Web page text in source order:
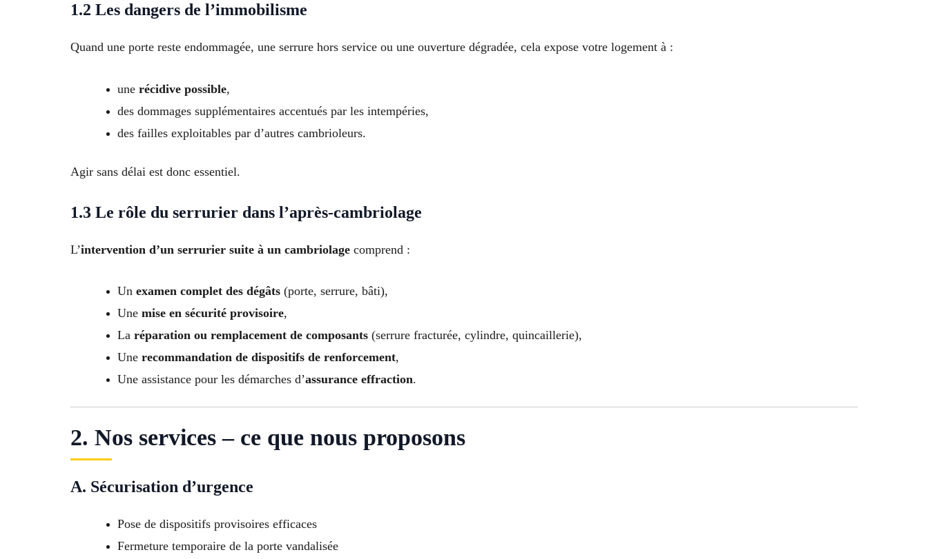
1.2 Les dangers de l’immobilisme
Quand une porte reste endommagée, une serrure hors service ou une ouverture dégradée, cela expose votre logement à :
une récidive possible,
des dommages supplémentaires accentués par les intempéries,
des failles exploitables par d’autres cambrioleurs.
Agir sans délai est donc essentiel.
1.3 Le rôle du serrurier dans l’après-cambriolage
L’intervention d’un serrurier suite à un cambriolage comprend :
Un examen complet des dégâts (porte, serrure, bâti),
Une mise en sécurité provisoire,
La réparation ou remplacement de composants (serrure fracturée, cylindre, quincaillerie),
Une recommandation de dispositifs de renforcement,
Une assistance pour les démarches d’assurance effraction.
2. Nos services – ce que nous proposons
A. Sécurisation d’urgence
Pose de dispositifs provisoires efficaces
Fermeture temporaire de la porte vandalisée